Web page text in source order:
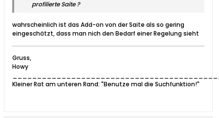
profilierte Saite ?
wahrscheinlich ist das Add-on von der Saite als so gering
eingeschätzt, dass man nich den Bedarf einer Regelung sieht
Gruss,
Howy
Kleiner Rat am unteren Rand: "Benutze mal die Suchfunktion!"